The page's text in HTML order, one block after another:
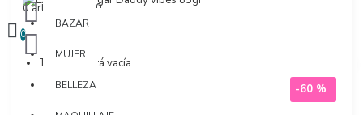
BAZAR
MUJER
BELLEZA
0 artículo(s) - $0
0
Tu bolsa está vacía
-60 %